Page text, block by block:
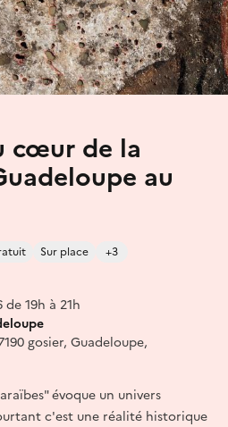
cœur de la
au
Sur place +3
19h à 21h
gosier, Guadeloupe,
évoque un univers
c'est une réalité historique